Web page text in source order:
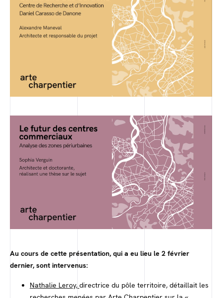
Au cours de cette présentation, qui a eu lieu le 2 février
dernier, sont intervenus:
Nathalie Leroy, directrice du pôle territoire, détaillait les